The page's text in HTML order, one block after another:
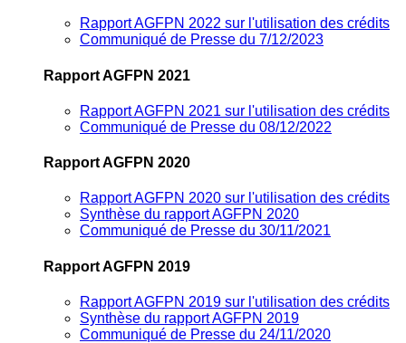
Rapport AGFPN 2022 sur l'utilisation des crédits
Communiqué de Presse du 7/12/2023
Rapport AGFPN 2021
Rapport AGFPN 2021 sur l'utilisation des crédits
Communiqué de Presse du 08/12/2022
Rapport AGFPN 2020
Rapport AGFPN 2020 sur l'utilisation des crédits
Synthèse du rapport AGFPN 2020
Communiqué de Presse du 30/11/2021
Rapport AGFPN 2019
Rapport AGFPN 2019 sur l'utilisation des crédits
Synthèse du rapport AGFPN 2019
Communiqué de Presse du 24/11/2020